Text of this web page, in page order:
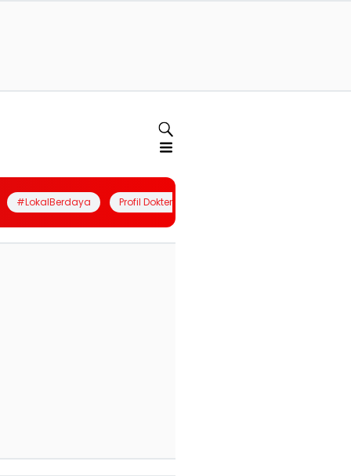
#LokalBerdaya Profil Dokter